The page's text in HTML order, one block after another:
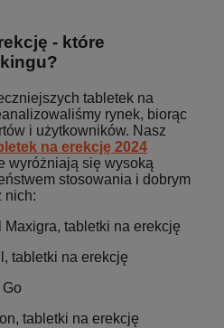
- które
tabletek na
rynek, biorąc
i użytkowników. Nasz
na erekcję 2024
wyróżniają się wysoką
stosowania i dobrym
nich:
Maxigra, tabletki na erekcję
tabletki na erekcję
Go
tabletki na erekcję